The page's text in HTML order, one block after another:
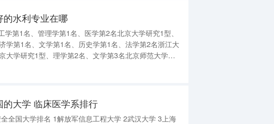
水利专业在哪
第1名、管理学第1名、医学第2名北京大学研究1型、
学第1名、文学第1名、历史学第1名、法学第2名浙江大
大学研究1型、理学第2名、文学第3名北京师范大学研
学研究1型、工学第3名中国科学技术大学研究1型、
大学 临床医学系排行
全国大学排名 1解放军信息工程大学 2武汉大学 3上海